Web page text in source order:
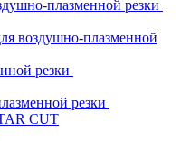
плазменной резки
воздушно-плазменной
резки
резки
CUT